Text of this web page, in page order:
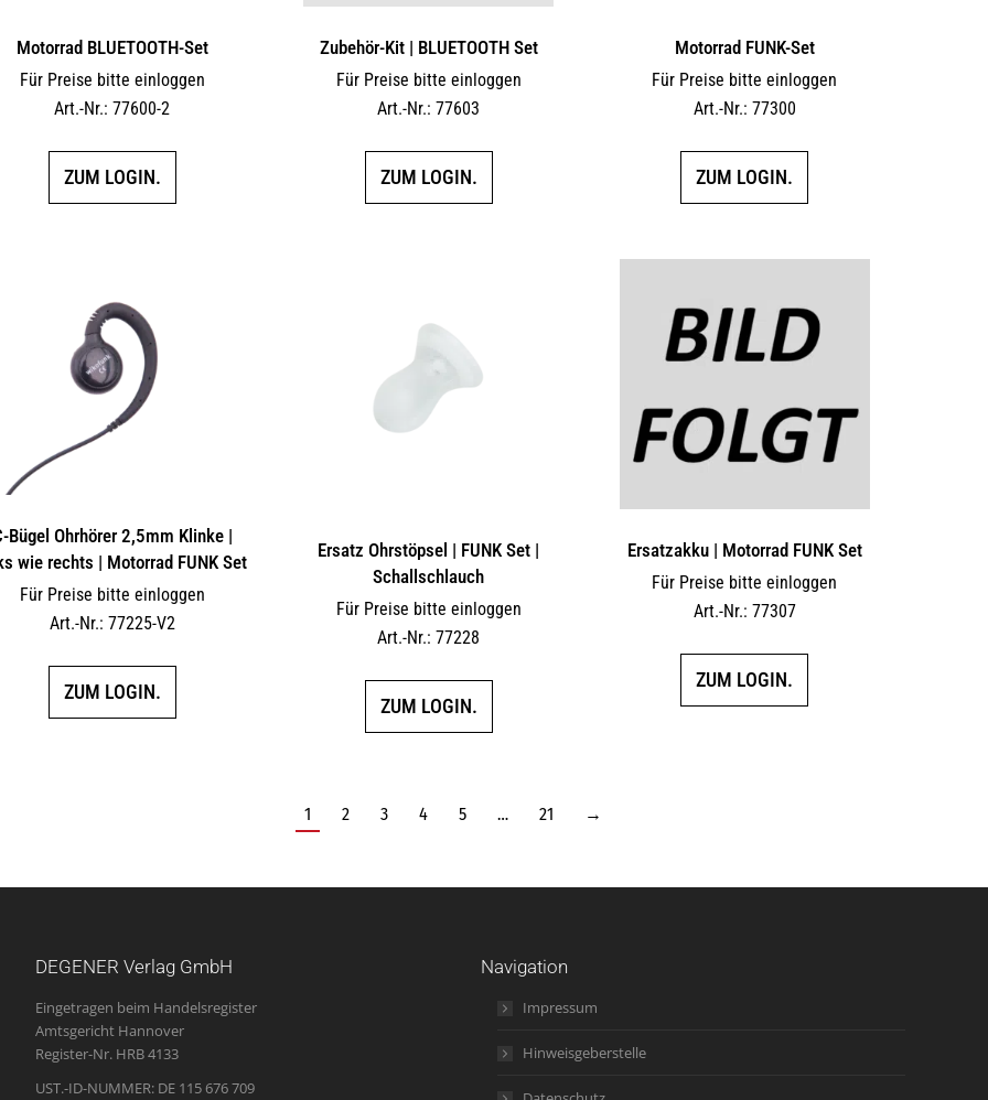
Motorrad BLUETOOTH-Set
Für Preise bitte einloggen
Art.-Nr.: 77600-2
ZUM LOGIN.
Zubehör-Kit | BLUETOOTH Set
Für Preise bitte einloggen
Art.-Nr.: 77603
ZUM LOGIN.
Motorrad FUNK-Set
Für Preise bitte einloggen
Art.-Nr.: 77300
ZUM LOGIN.
Bügel Ohrhörer 2,5mm Klinke |
wie rechts | Motorrad FUNK Set
Für Preise bitte einloggen
Art.-Nr.: 77225-V2
ZUM LOGIN.
Ersatz Ohrstöpsel | FUNK Set |
Schallschlauch
Für Preise bitte einloggen
Art.-Nr.: 77228
ZUM LOGIN.
Ersatzakku | Motorrad FUNK Set
Für Preise bitte einloggen
Art.-Nr.: 77307
ZUM LOGIN.
1 2 3 4 5 … 21 →
DEGENER Verlag GmbH
Eingetragen beim Handelsregister
Amtsgericht Hannover
Register-Nr. HRB 4133
UST.-ID-NUMMER: DE 115 676 709
Navigation
Impressum
Hinweisgeberstelle